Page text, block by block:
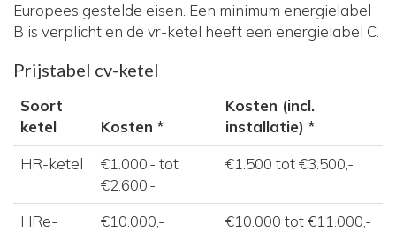
Europees gestelde eisen. Een minimum energielabel
B is verplicht en de vr-ketel heeft een energielabel C.
Prijstabel cv-ketel
Soort
ketel
Kosten *
Kosten (incl.
installatie) *
HR-ketel
€1.000,- tot
€2.600,-
€1.500 tot €3.500,-
HRe-
€10.000,- €10.000 tot €11.000,-